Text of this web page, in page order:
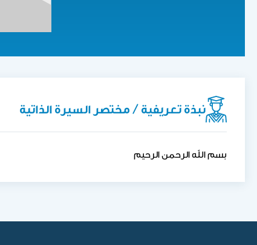
نبذة تعريفية / مختصر السيرة الذاتية
بسم الله الرحمن الرحيم